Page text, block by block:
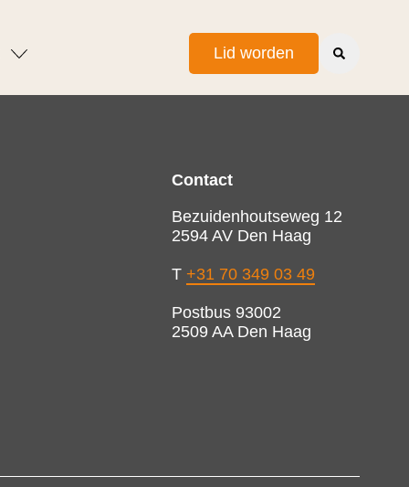
Lid worden
Contact
Bezuidenhoutseweg 12
2594 AV Den Haag
T +31 70 349 03 49
Postbus 93002
2509 AA Den Haag